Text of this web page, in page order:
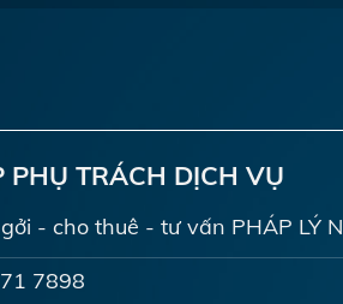
PHỤ TRÁCH DỊCH VỤ
- cho thuê - tư vấn PHÁP LÝ
7898